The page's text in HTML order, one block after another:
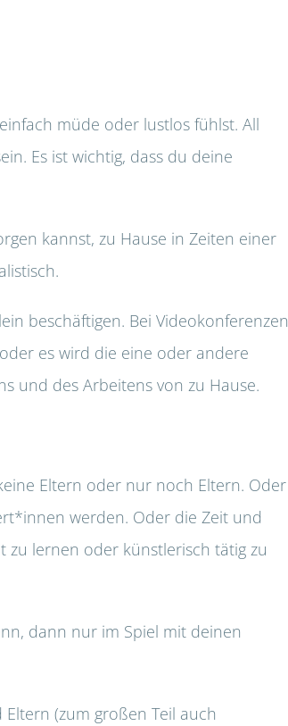
müde oder lustlos fühlst. All
Es ist wichtig, dass du deine
kannst, zu Hause in Zeiten einer
beschäftigen. Bei Videokonferenzen
es wird die eine oder andere
und des Arbeitens von zu Hause.
Eltern oder nur noch Eltern. Oder
werden. Oder die Zeit und
zu lernen oder künstlerisch tätig zu
dann nur im Spiel mit deinen
(zum großen Teil auch